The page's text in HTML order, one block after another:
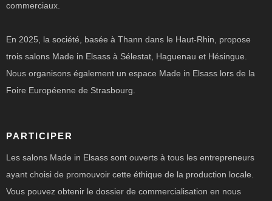
commerciaux.
En 2025, la société, basée à Thann dans le Haut-Rhin, propose
trois salons Made in Elsass à Sélestat, Haguenau et Hésingue.
Nous organisons également un espace Made in Elsass lors de la
Foire Européenne de Strasbourg.
PARTICIPER
Les salons Made in Elsass sont ouverts à tous les entrepreneurs
ayant choisi de promouvoir cette éthique de la production locale.
Vous pouvez obtenir le dossier de commercialisation en nous